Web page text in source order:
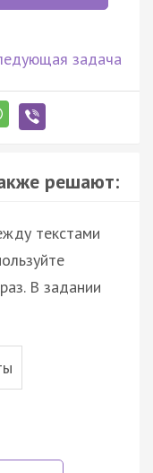
задача
решают:
текстами
В задании